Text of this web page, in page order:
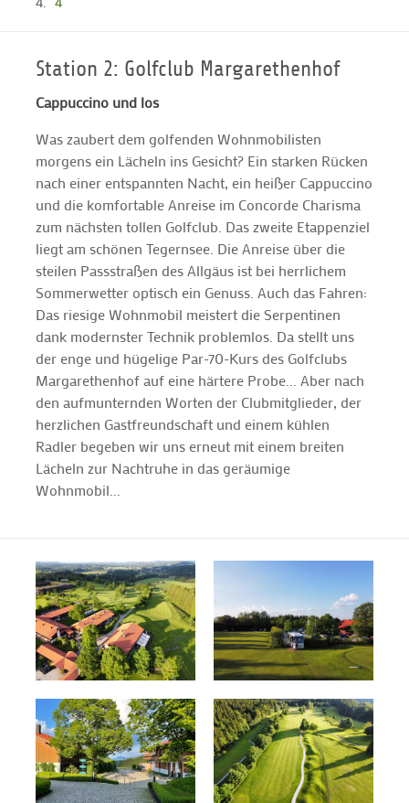
Station 2: Golfclub Margarethenhof
Cappuccino und los
Was zaubert dem golfenden Wohnmobilisten
morgens ein Lächeln ins Gesicht? Ein starken Rücken
nach einer entspannten Nacht, ein heißer Cappuccino
und die komfortable Anreise im Concorde Charisma
zum nächsten tollen Golfclub. Das zweite Etappenziel
liegt am schönen Tegernsee. Die Anreise über die
steilen Passstraßen des Allgäus ist bei herrlichem
Sommerwetter optisch ein Genuss. Auch das Fahren:
Das riesige Wohnmobil meistert die Serpentinen
dank modernster Technik problemlos. Da stellt uns
der enge und hügelige Par-70-Kurs des Golfclubs
Margarethenhof auf eine härtere Probe... Aber nach
den aufmunternden Worten der Clubmitglieder, der
herzlichen Gastfreundschaft und einem kühlen
Radler begeben wir uns erneut mit einem breiten
Lächeln zur Nachtruhe in das geräumige
Wohnmobil...